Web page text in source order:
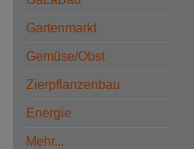
Gartenmarkt
Gemüse/Obst
Zierpflanzenbau
Energie
Mehr...